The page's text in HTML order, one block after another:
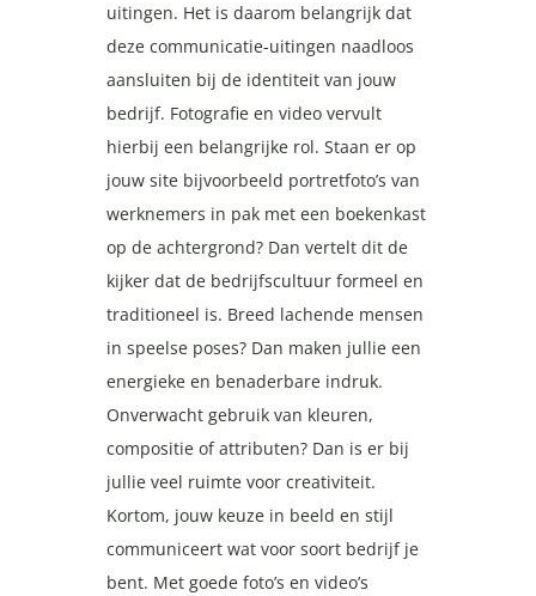
uitingen. Het is daarom belangrijk dat
deze communicatie-uitingen naadloos
aansluiten bij de identiteit van jouw
bedrijf. Fotografie en video vervult
hierbij een belangrijke rol. Staan er op
jouw site bijvoorbeeld portretfoto’s van
werknemers in pak met een boekenkast
op de achtergrond? Dan vertelt dit de
kijker dat de bedrijfscultuur formeel en
traditioneel is. Breed lachende mensen
in speelse poses? Dan maken jullie een
energieke en benaderbare indruk.
Onverwacht gebruik van kleuren,
compositie of attributen? Dan is er bij
jullie veel ruimte voor creativiteit.
Kortom, jouw keuze in beeld en stijl
communiceert wat voor soort bedrijf je
bent. Met goede foto’s en video’s